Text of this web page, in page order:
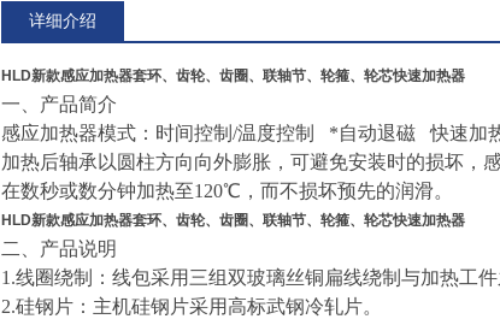
详细介绍
HLD新款感应加热器套环、齿轮、齿圈、联轴节、轮箍、轮芯快速加热器
一、产品简介
感应加热器模式：时间控制/温度控制 *自动退磁 快速
加热后轴承以圆柱方向向外膨胀，可避免安装时的损坏，
在数秒或数分钟加热至120℃，而不损坏预先的润滑。
HLD新款感应加热器套环、齿轮、齿圈、联轴节、轮箍、轮芯快速加热器
二、产品说明
1.线圈绕制：线包采用三组双玻璃丝铜扁线绕制与加热工件
2.硅钢片：主机硅钢片采用高标武钢冷轧片。